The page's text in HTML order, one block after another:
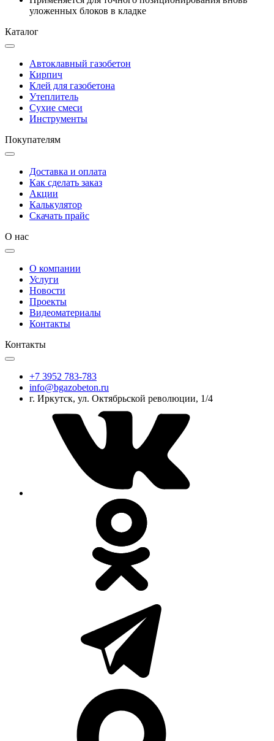
уложенных блоков в кладке
Каталог
Автоклавный газобетон
Кирпич
Клей для газобетона
Утеплитель
Сухие смеси
Инструменты
Покупателям
Доставка и оплата
Как сделать заказ
Акции
Калькулятор
Скачать прайс
О нас
О компании
Услуги
Новости
Проекты
Видеоматериалы
Контакты
Контакты
+7 3952 783-783
info@bgazobeton.ru
г. Иркутск, ул. Октябрьской революции, 1/4